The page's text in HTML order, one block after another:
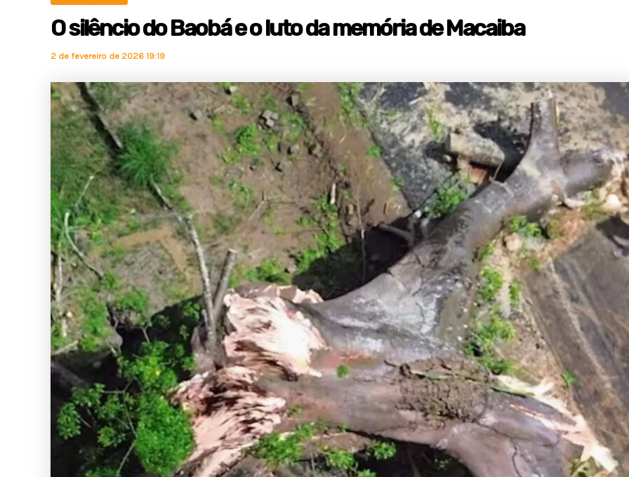
O silêncio do Baobá e o luto da memória de Macaiba
2 de fevereiro de 2026 19:19